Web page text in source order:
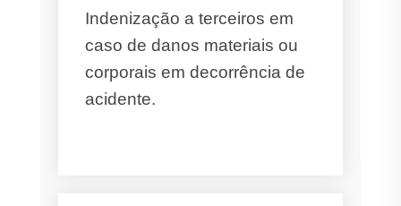
Indenização a terceiros em
caso de danos materiais ou
corporais em decorrência de
acidente.